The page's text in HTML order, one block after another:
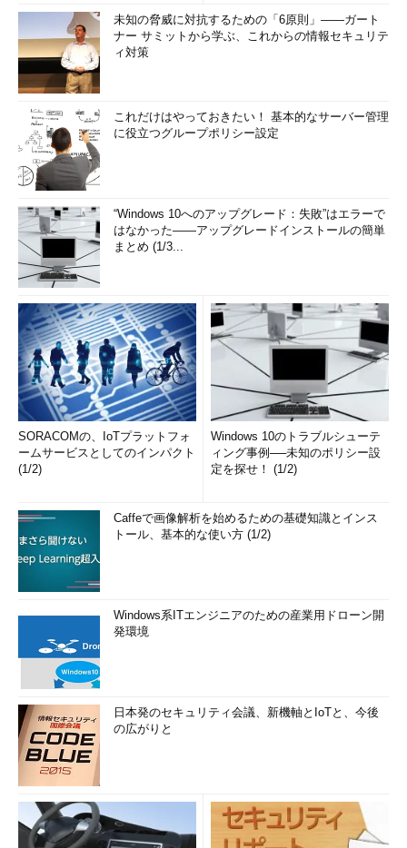
未知の脅威に対抗するための「6原則」――ガート
ナー サミットから学ぶ、これからの情報セキュリテ
ィ対策
これだけはやっておきたい！ 基本的なサーバー管理
に役立つグループポリシー設定
“Windows 10へのアップグレード：失敗”はエラーで
はなかった――アップグレードインストールの簡単
まとめ (1/3...
SORACOMの、IoTプラットフォ
ームサービスとしてのインパクト
(1/2)
Windows 10のトラブルシューテ
ィング事例──未知のポリシー設
定を探せ！ (1/2)
Caffeで画像解析を始めるための基礎知識とインス
トール、基本的な使い方 (1/2)
Windows系ITエンジニアのための産業用ドローン開
発環境
日本発のセキュリティ会議、新機軸とIoTと、今後
の広がりと